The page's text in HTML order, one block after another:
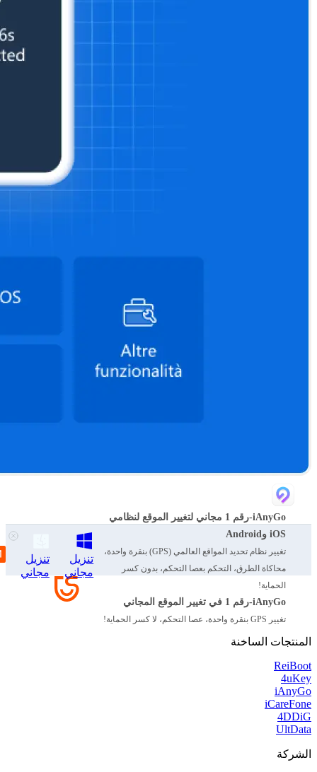
iAnyGo-رقم 1 مجاني لتغيير الموقع لنظامي
iOS وAndroid
تغيير نظام تحديد المواقع العالمي (GPS) بنقرة واحدة،
محاكاة الطرق، التحكم بعصا التحكم، بدون كسر
الحماية!
iAnyGo-رقم 1 في تغيير الموقع المجاني
تغيير GPS بنقرة واحدة، عصا التحكم، لا كسر الحماية!
تنزيل
مجاني
تنزيل
مجاني
المنتجات الساخنة
ReiBoot
4uKey
iAnyGo
iCareFone
4DDiG
UltData
الشركة